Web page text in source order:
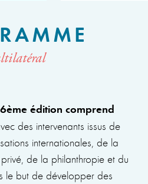
édition comprend
des intervenants issus de
internationales, de la
de la philanthropie et du
le but de développer des